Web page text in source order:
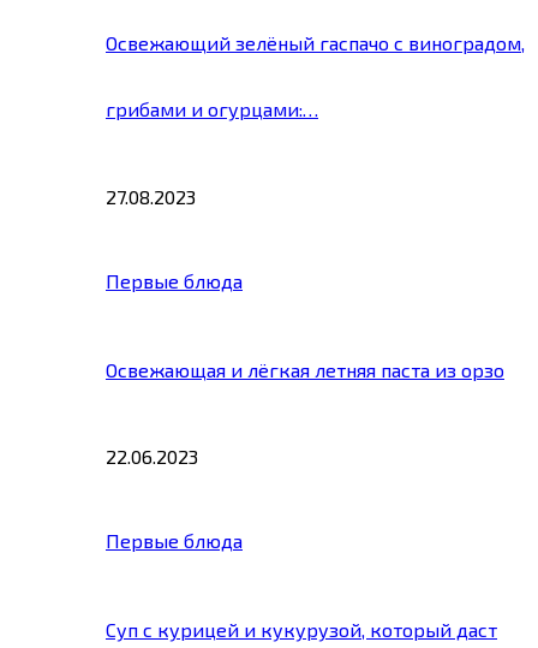
Освежающий зелёный гаспачо с виноградом,
грибами и огурцами:…
27.08.2023
Первые блюда
Освежающая и лёгкая летняя паста из орзо
22.06.2023
Первые блюда
Суп с курицей и кукурузой, который даст